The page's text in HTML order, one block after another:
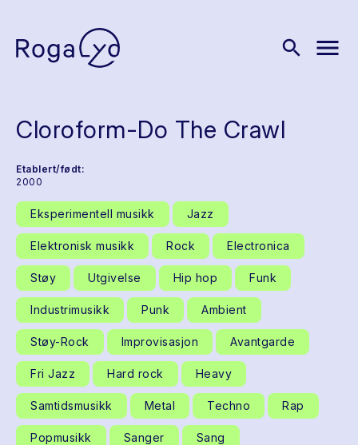
search menu
Cloroform-Do The Crawl
Etablert/født:
2000
Eksperimentell musikk Jazz
Elektronisk musikk Rock Electronica
Støy Utgivelse Hip hop Funk
Industrimusikk Punk Ambient
Støy-Rock Improvisasjon Avantgarde
Fri Jazz Hard rock Heavy
Samtidsmusikk Metal Techno Rap
Popmusikk Sanger Sang